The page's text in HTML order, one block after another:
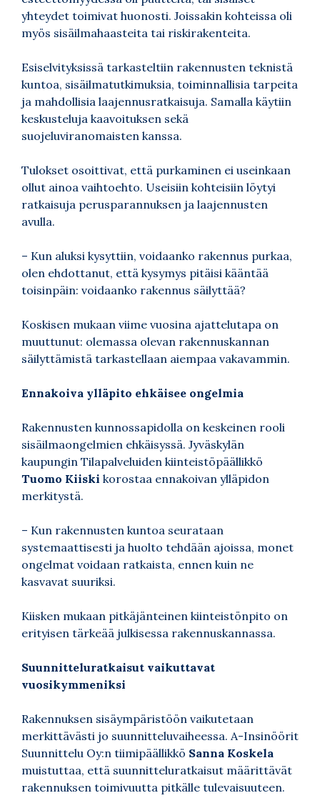
yhteydet toimivat huonosti. Joissakin kohteissa oli
myös sisäilmahaasteita tai riskirakenteita.
Esiselvityksissä tarkasteltiin rakennusten teknistä
kuntoa, sisäilmatutkimuksia, toiminnallisia tarpeita
ja mahdollisia laajennusratkaisuja. Samalla käytiin
keskusteluja kaavoituksen sekä
suojeluviranomaisten kanssa.
Tulokset osoittivat, että purkaminen ei useinkaan
ollut ainoa vaihtoehto. Useisiin kohteisiin löytyi
ratkaisuja perusparannuksen ja laajennusten
avulla.
– Kun aluksi kysyttiin, voidaanko rakennus purkaa,
olen ehdottanut, että kysymys pitäisi kääntää
toisinpäin: voidaanko rakennus säilyttää?
Koskisen mukaan viime vuosina ajattelutapa on
muuttunut: olemassa olevan rakennuskannan
säilyttämistä tarkastellaan aiempaa vakavammin.
Ennakoiva ylläpito ehkäisee ongelmia
Rakennusten kunnossapidolla on keskeinen rooli
sisäilmaongelmien ehkäisyssä. Jyväskylän
kaupungin Tilapalveluiden kiinteistöpäällikkö
Tuomo Kiiski korostaa ennakoivan ylläpidon
merkitystä.
– Kun rakennusten kuntoa seurataan
systemaattisesti ja huolto tehdään ajoissa, monet
ongelmat voidaan ratkaista, ennen kuin ne
kasvavat suuriksi.
Kiisken mukaan pitkäjänteinen kiinteistönpito on
erityisen tärkeää julkisessa rakennuskannassa.
Suunnitteluratkaisut vaikuttavat
vuosikymmeniksi
Rakennuksen sisäympäristöön vaikutetaan
merkittävästi jo suunnitteluvaiheessa. A-Insinöörit
Suunnittelu Oy:n tiimipäällikkö Sanna Koskela
muistuttaa, että suunnitteluratkaisut määrittävät
rakennuksen toimivuutta pitkälle tulevaisuuteen.